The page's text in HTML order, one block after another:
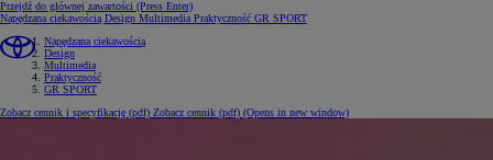
Przejdź do głównej zawartości (Press Enter)
Napędzana ciekawością Design Multimedia Praktyczność GR SPORT
Napędzana ciekawością
Design
Multimedia
Praktyczność
GR SPORT
Zobacz cennik i specyfikację (pdf) Zobacz cennik (pdf) (Opens in new window)